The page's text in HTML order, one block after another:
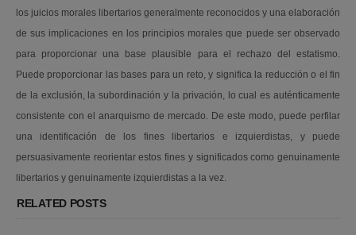
los juicios morales libertarios generalmente reconocidos y una elaboración
de sus implicaciones en los principios morales que puede ser observado
para proporcionar una base plausible para el rechazo del estatismo.
Puede proporcionar las bases para un reto, y significa la reducción o el fin
de la exclusión, la subordinación y la privación, lo cual es auténticamente
consistente con el anarquismo de mercado. De este modo, puede perfilar
una identificación de los fines libertarios e izquierdistas, y puede
persuasivamente reorientar estos fines y significados como genuinamente
libertarios y genuinamente izquierdistas a la vez.
RELATED POSTS